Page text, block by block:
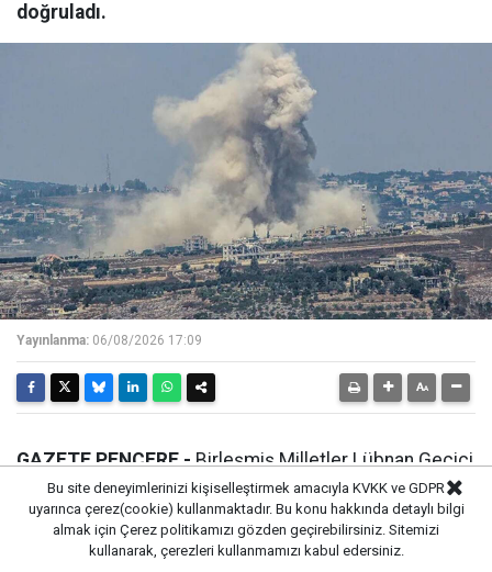
doğruladı.
Yayınlanma: 06/08/2026 17:09
GAZETE PENCERE -Birleşmiş Milletler Lübnan Geçici
Barış Gücü (UNIFIL), İsrail’den Lübnan’a 21 Haziran’dan
bu yana görülen en yoğun saldırının yapıldığını aktardı.
Çarşamba günü yapılan saldırıda Lübnan’ın güneyine
113 mühimmat ateşlendi.
Bu site deneyimlerinizi kişiselleştirmek amacıyla KVKK ve GDPR
uyarınca çerez(cookie) kullanmaktadır. Bu konu hakkında detaylı bilgi
almak için Çerez politikamızı gözden geçirebilirsiniz. Sitemizi
kullanarak, çerezleri kullanmamızı kabul edersiniz.